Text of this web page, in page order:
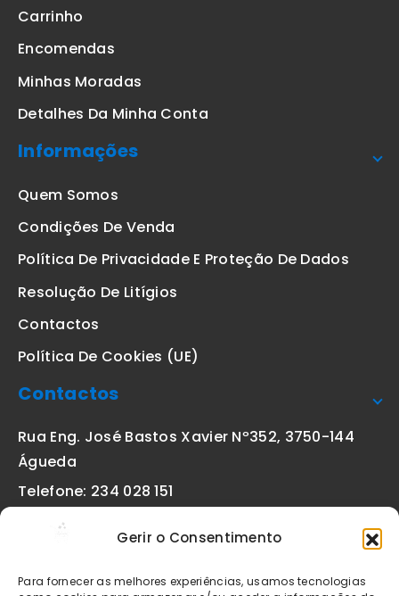
Gerir o Consentimento
Para fornecer as melhores experiências, usamos tecnologias
Carrinho
Encomendas
Minhas Moradas
Detalhes Da Minha Conta
Informações
Quem Somos
Condições De Venda
Política De Privacidade E Proteção De Dados
Resolução De Litígios
Contactos
Política De Cookies (UE)
Contactos
Rua Eng. José Bastos Xavier Nº352, 3750-144
Águeda
Telefone: 234 028 151
geral@etiquetas-online.pt